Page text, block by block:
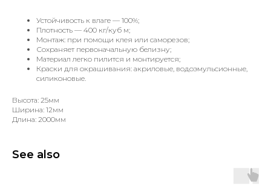
Устойчивость к влаге — 100%;
Плотность — 400 кг/куб м;
Монтаж: при помощи клея или саморезов;
Сохраняет первоначальную белизну;
Материал легко пилится и монтируется;
Краски для окрашивания: акриловые, водоэмульсионные,
силиконовые.
Высота: 25мм
Ширина: 12мм
Длина: 2000мм
See also